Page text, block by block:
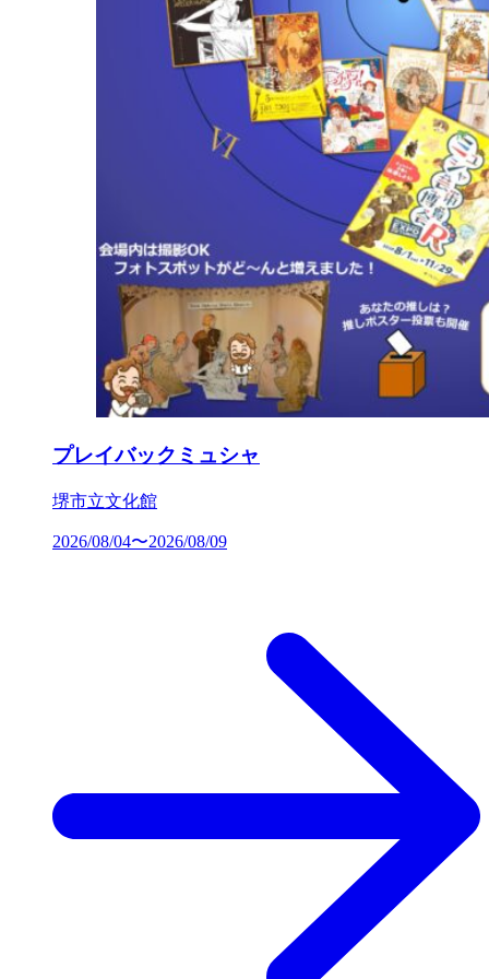
プレイバックミュシャ
堺市立文化館
2026/08/04〜2026/08/09